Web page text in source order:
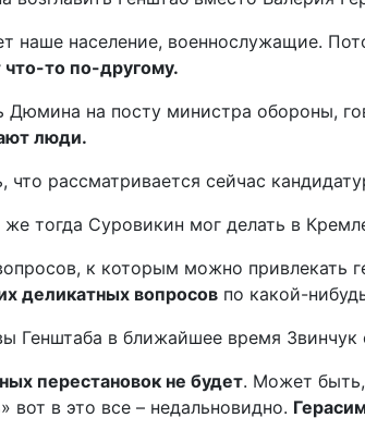
наше население, военнослужащие.
то по-другому.
Дюмина на посту министра обороны,
люди.
что рассматривается сейчас
же тогда Суровикин мог делать в
к которым можно привлекать
деликатных вопросов по какой-
Генштаба в ближайшее время Звинчук
перестановок не будет. Может быть,
вот в это все – недальновидно.